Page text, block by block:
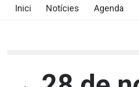
Inici Notícies Agenda